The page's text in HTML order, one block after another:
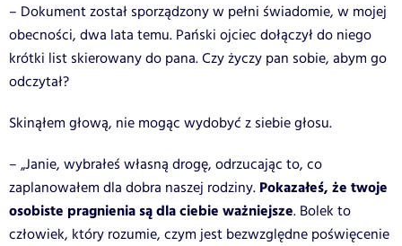
– Dokument został sporządzony w pełni świadomie, w mojej
obecności, dwa lata temu. Pański ojciec dołączył do niego
krótki list skierowany do pana. Czy życzy pan sobie, abym go
odczytał?
Skinąłem głową, nie mogąc wydobyć z siebie głosu.
– „Janie, wybrałeś własną drogę, odrzucając to, co
zaplanowałem dla dobra naszej rodziny. Pokazałeś, że twoje
osobiste pragnienia są dla ciebie ważniejsze. Bolek to
człowiek, który rozumie, czym jest bezwzględne poświęcenie